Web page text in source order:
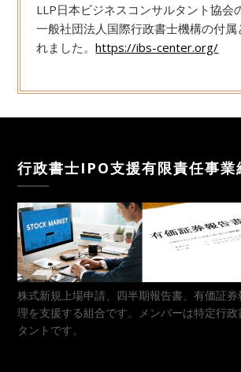
LLP日本ビジネスコンサルタント協会
一般社団法人国際行政書士機構の付属
れました。https://ibs-center.org/
行政書士IPO支援有限責任事業
株式新規上場申請、四半期報告書、有価証
理を支援する組合です。メンバーは特定行
タントです。